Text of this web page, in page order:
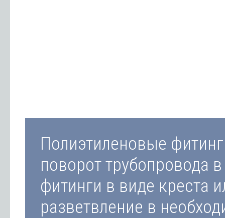
Полиэтиленовые
поворот трубопровода
фитинги в виде креста
разветвление в